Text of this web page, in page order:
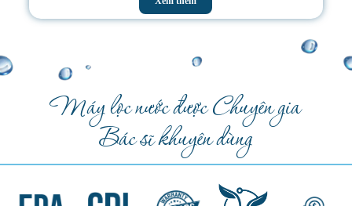
Máy lọc nước được Chuyên gia
Bác sĩ khuyên dùng